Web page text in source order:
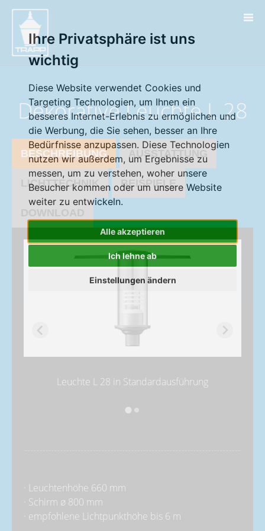
Ihre Privatsphäre ist uns
wichtig
Diese Website verwendet Cookies und
Targeting Technologien, um Ihnen ein
besseres Internet-Erlebnis zu ermöglichen und
die Werbung, die Sie sehen, besser an Ihre
Bedürfnisse anzupassen. Diese Technologien
nutzen wir außerdem, um Ergebnisse zu
messen, um zu verstehen, woher unsere
Besucher kommen oder um unsere Website
weiter zu entwickeln.
Alle akzeptieren
Ich lehne ab
Einstellungen ändern
Dekorative Leuchte L 28
BESCHREIBUNG AUSSTATTUNG
LICHTTECHNIK BEISPIELE
Leuchte L 28 in Standardausführung
· Leuchtenhöhe 660 mm
· Schirm ø 800 mm
· empfohlene Lichtpunkthöhe bis 6 m